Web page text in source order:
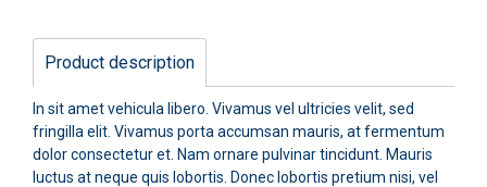
Product description
In sit amet vehicula libero. Vivamus vel ultricies velit, sed
fringilla elit. Vivamus porta accumsan mauris, at fermentum
dolor consectetur et. Nam ornare pulvinar tincidunt. Mauris
luctus at neque quis lobortis. Donec lobortis pretium nisi, vel